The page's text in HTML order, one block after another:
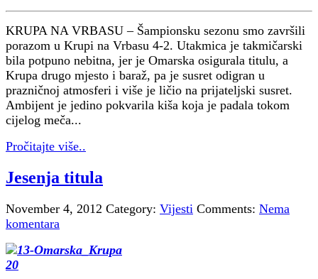
KRUPA NA VRBASU – Šampionsku sezonu smo završili
porazom u Krupi na Vrbasu 4-2. Utakmica je takmičarski
bila potpuno nebitna, jer je Omarska osigurala titulu, a
Krupa drugo mjesto i baraž, pa je susret odigran u
prazničnoj atmosferi i više je ličio na prijateljski susret.
Ambijent je jedino pokvarila kiša koja je padala tokom
cijelog meča...
Pročitajte više..
Jesenja titula
November 4, 2012 Category: Vijesti Comments: Nema
komentara